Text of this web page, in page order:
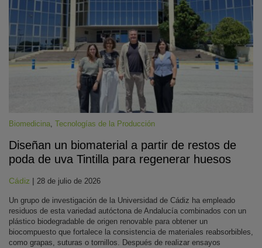
Biomedicina, Tecnologías de la Producción
Diseñan un biomaterial a partir de restos de
poda de uva Tintilla para regenerar huesos
Cádiz | 28 de julio de 2026
Un grupo de investigación de la Universidad de Cádiz ha empleado
residuos de esta variedad autóctona de Andalucía combinados con un
plástico biodegradable de origen renovable para obtener un
biocompuesto que fortalece la consistencia de materiales reabsorbibles,
como grapas, suturas o tornillos. Después de realizar ensayos